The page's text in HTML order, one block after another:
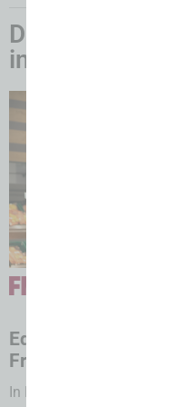
Das könnte Sie
interessieren:
Edeka Al Hossein:
Frischetheken
In Bremen-Oslebshausen